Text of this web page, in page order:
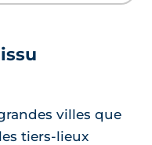
villes que
tiers-lieux